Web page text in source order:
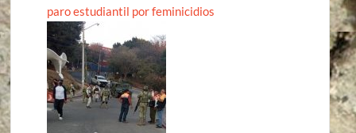
paro estudiantil por feminicidios